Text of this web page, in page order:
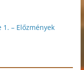
– Előzmények